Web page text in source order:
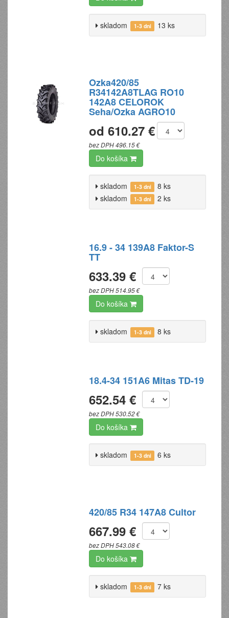
skladom 1-3 dni 13 ks
Ozka420/85
R34142A8TLAG RO10
142A8 CELOROK
Seha/Ozka AGRO10
od 610.27 €
bez DPH 496.15 €
Do košíka
skladom 1-3 dni
8 ks
skladom
1-3 dni 2 ks
16.9 - 34 139A8 Faktor-S
TT
633.39 €
bez DPH 514.95 €
Do košíka
skladom 1-3 dni 8 ks
18.4-34 151A6 Mitas TD-19
652.54 €
bez DPH 530.52 €
Do košíka
skladom 1-3 dni 6 ks
420/85 R34 147A8 Cultor
667.99 €
bez DPH 543.08 €
Do košíka
skladom 1-3 dni 7 ks